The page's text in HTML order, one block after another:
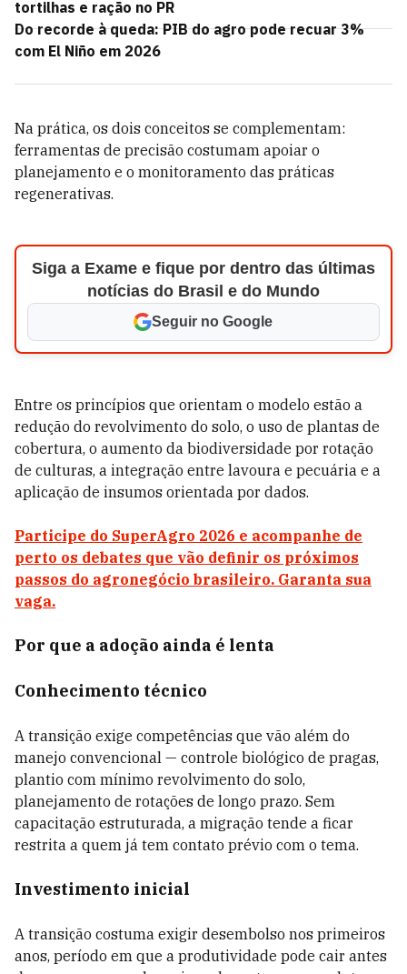
tortilhas e ração no PR
Do recorde à queda: PIB do agro pode recuar 3%
com El Niño em 2026
Na prática, os dois conceitos se complementam:
ferramentas de precisão costumam apoiar o
planejamento e o monitoramento das práticas
regenerativas.
Siga a Exame e fique por dentro das últimas
notícias do Brasil e do Mundo
Seguir no Google
Entre os princípios que orientam o modelo estão a
redução do revolvimento do solo, o uso de plantas de
cobertura, o aumento da biodiversidade por rotação
de culturas, a integração entre lavoura e pecuária e a
aplicação de insumos orientada por dados.
Participe do SuperAgro 2026 e acompanhe de
perto os debates que vão definir os próximos
passos do agronegócio brasileiro. Garanta sua
vaga.
Por que a adoção ainda é lenta
Conhecimento técnico
A transição exige competências que vão além do
manejo convencional — controle biológico de pragas,
plantio com mínimo revolvimento do solo,
planejamento de rotações de longo prazo. Sem
capacitação estruturada, a migração tende a ficar
restrita a quem já tem contato prévio com o tema.
Investimento inicial
A transição costuma exigir desembolso nos primeiros
anos, período em que a produtividade pode cair antes